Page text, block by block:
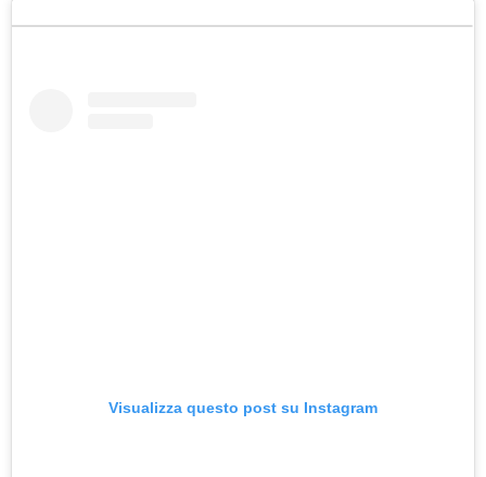
Visualizza questo post su Instagram